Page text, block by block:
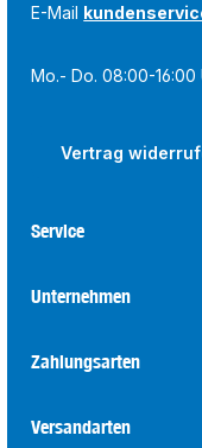
E-Mail
Mo.- Do. 08:00-16:00
Vertrag
Service
Unternehmen
Zahlungsarten
Versandarten